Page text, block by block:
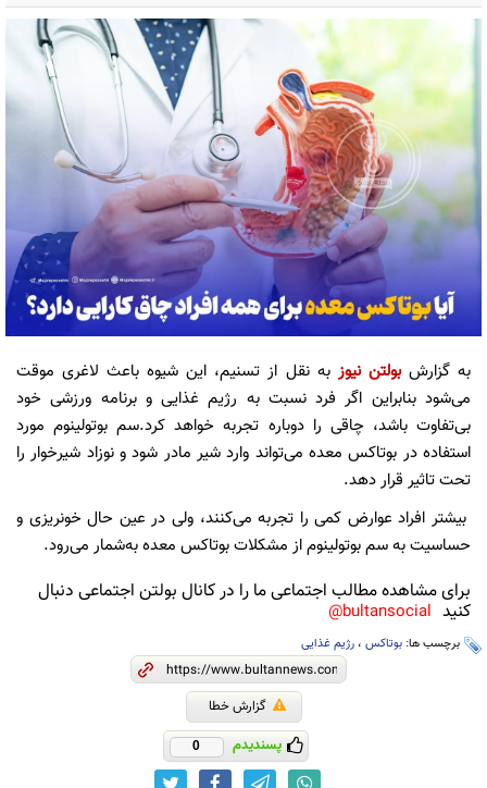
به گزارش بولتن نیوز به نقل از تسنیم، این شیوه باعث لاغری موقت
می‌شود بنابراین اگر فرد نسبت به رژیم غذایی و برنامه ورزشی خود
بی‌تفاوت باشد، چاقی را دوباره تجربه خواهد کرد.سم بوتولینوم مورد
استفاده در بوتاکس معده می‌تواند وارد شیر مادر شود و نوزاد شیرخوار را
تحت تاثیر قرار دهد.
بیشتر افراد عوارض کمی را تجربه می‌کنند، ولی در عین حال خونریزی و
حساسیت به سم بوتولینوم از مشکلات بوتاکس معده به‌شمار می‌رود.
برای مشاهده مطالب اجتماعی ما را در کانال بولتن اجتماعی دنبال
کنید bultansocial@
برچسب ها: بوتاکس ، رژیم غذایی
گزارش خطا
پسندیدم 0